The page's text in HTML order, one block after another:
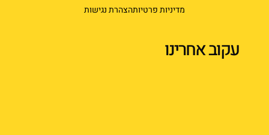
מדיניות פרטיותהצהרת נגישות
עקוב אחרינו